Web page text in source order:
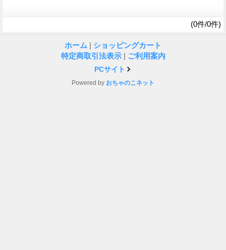
(0件/0件)
ホーム | ショッピングカート
特定商取引法表示 | ご利用案内
PCサイト
Powered by おちゃのこネット